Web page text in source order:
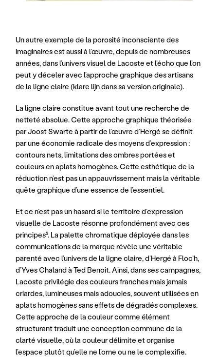
Un autre exemple de la porosité inconsciente des
imaginaires est aussi à l’œuvre, depuis de nombreuses
années, dans l’univers visuel de Lacoste et l’écho que l’on
peut y déceler avec l’approche graphique des artisans
de la ligne claire (klare lijn dans sa version originale).
La ligne claire constitue avant tout une recherche de
netteté absolue. Cette approche graphique théorisée
par Joost Swarte à partir de l’œuvre d’Hergé se définit
par une économie radicale des moyens d’expression :
contours nets, limitations des ombres portées et
couleurs en aplats homogènes. Cette esthétique de la
réduction n’est pas un appauvrissement mais la véritable
quête graphique d’une essence de l’essentiel.
Et ce n’est pas un hasard si le territoire d’expression
visuelle de Lacoste résonne profondément avec ces
principes². La palette chromatique déployée dans les
communications de la marque révèle une véritable
parenté avec l’univers de la ligne claire, d’Hergé à Floc’h,
d’Yves Chaland à Ted Benoit. Ainsi, dans ses campagnes,
Lacoste privilégie des couleurs franches mais jamais
criardes, lumineuses mais adoucies, souvent utilisées en
aplats homogènes sans effets de dégradés complexes.
Cette approche de la couleur comme élément
structurant traduit une conception commune de la
clarté visuelle, où la couleur délimite et organise
l’espace plutôt qu’elle ne l’orne ou ne le complexifie.